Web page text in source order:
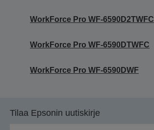
WorkForce Pro WF-6590D2TWFC
WorkForce Pro WF-6590DTWFC
WorkForce Pro WF-6590DWF
Tilaa Epsonin uutiskirje